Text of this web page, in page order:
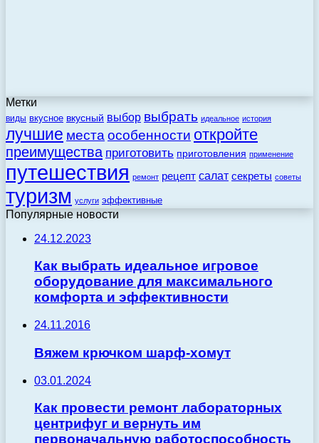
Метки
виды вкусное вкусный выбор выбрать идеальное история
лучшие места особенности откройте
преимущества приготовить приготовления применение
путешествия ремонт рецепт салат секреты советы
туризм услуги эффективные
Популярные новости
24.12.2023
Как выбрать идеальное игровое
оборудование для максимального
комфорта и эффективности
24.11.2016
Вяжем крючком шарф-хомут
03.01.2024
Как провести ремонт лабораторных
центрифуг и вернуть им
первоначальную работоспособность